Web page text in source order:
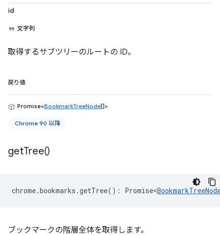
id
文字列
取得するサブツリーのルートの ID。
戻り値
Promise<BookmarkTreeNode[]>
Chrome 90 以降
getTree()
chrome.bookmarks .getTree() : Promise<
ブックマークの階層全体を取得します。